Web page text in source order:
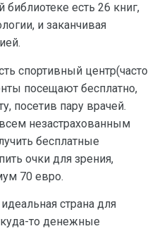
есть 26 книг,
и заканчивая
спортивный центр(часто
посещают бесплатно,
посетив пару врачей.
незастрахованным
бесплатные
очки для зрения,
70 евро.
страна для
то денежные